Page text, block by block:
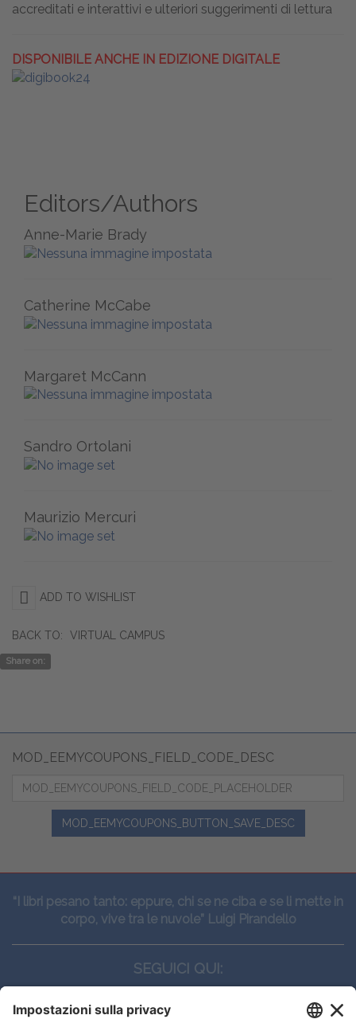
accreditati e interattivi e ulteriori suggerimenti di lettura
DISPONIBILE ANCHE IN EDIZIONE DIGITALE
Editors/Authors
Anne-Marie Brady
Catherine McCabe
Margaret McCann
Sandro Ortolani
Maurizio Mercuri
ADD TO WISHLIST
BACK TO: VIRTUAL CAMPUS
Share on:
MOD_EEMYCOUPONS_FIELD_CODE_DESC
MOD_EEMYCOUPONS_BUTTON_SAVE_DESC
“I libri pesano tanto: eppure, chi se ne ciba e se li mette in
corpo, vive tra le nuvole” Luigi Pirandello
SEGUICI QUI: